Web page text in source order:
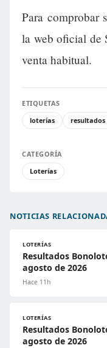
Para comprobar
la web oficial de
venta habitual.
ETIQUETAS
loterías
CATEGORÍA
Loterías
NOTICIAS
LOTERÍAS
Resultados
agosto de 2026
Hace 11h
LOTERÍAS
Resultados
agosto de 2026